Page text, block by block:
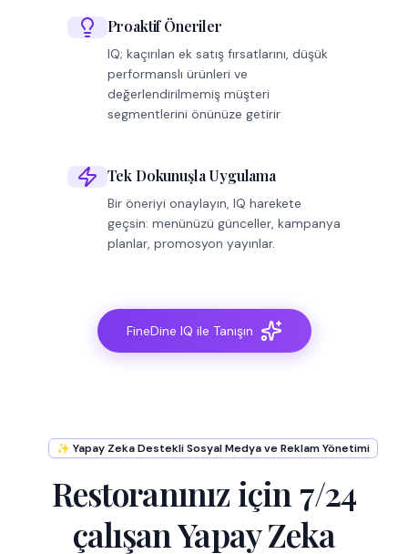
Proaktif Öneriler
IQ; kaçırılan ek satış fırsatlarını, düşük
performanslı ürünleri ve
değerlendirilmemiş müşteri
segmentlerini önünüze getirir
Tek Dokunuşla Uygulama
Bir öneriyi onaylayın, IQ harekete
geçsin: menünüzü günceller, kampanya
planlar, promosyon yayınlar.
FineDine IQ ile Tanışın
✨ Yapay Zeka Destekli Sosyal Medya ve Reklam Yönetimi
Restoranınız için 7/24
çalışan Yapay Zeka